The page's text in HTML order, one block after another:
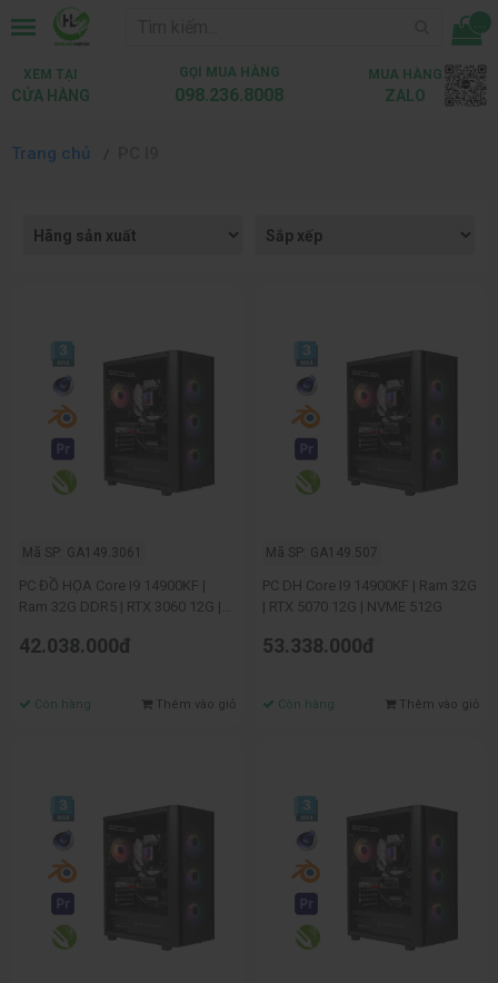
...
XEM TẠI
CỬA HÀNG
GỌI MUA HÀNG
098.236.8008
MUA HÀNG
ZALO
Trang chủ
Mã SP: GA149.3061
PC ĐỒ HỌA Core I9 14900KF |
Ram 32G DDR5 | RTX 3060 12G |
42.038.000đ
Còn hàng Thêm vào giỏ
Mã SP: GA149.507
PC DH Core I9 14900KF | Ram 32G
| RTX 5070 12G | NVME 512G
53.338.000đ
Còn hàng Thêm vào giỏ